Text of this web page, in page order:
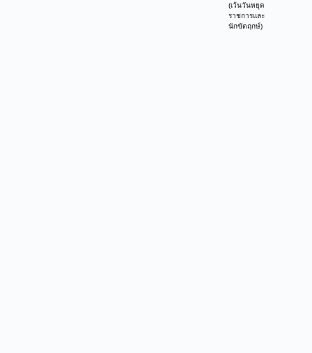
(เว้นวันหยุด
ราชการและ
นักขัตฤกษ์)